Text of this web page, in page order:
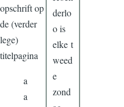
opschrift op
de (verder
lege)
titelpagina
a
a
derlo
o is
elke t
weed
e
zond